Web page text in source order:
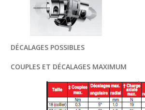
DÉCALAGES POSSIBLES
COUPLES ET DÉCALAGES MAXIMUM